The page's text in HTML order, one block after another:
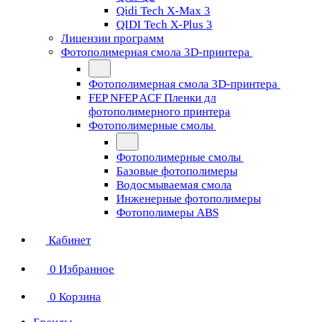
Qidi Tech X-Max 3
QIDI Tech X-Plus 3
Лицензии программ
Фотополимерная смола 3D-принтера
Фотополимерная смола 3D-принтера
FEP NFEP ACF Пленки дл
фотополимерного принтера
Фотополимерные смолы
Фотополимерные смолы
Базовые фотополимеры
Водосмываемая смола
Инженерные фотополимеры
Фотополимеры ABS
Кабинет
0 Избранное
0 Корзина